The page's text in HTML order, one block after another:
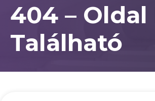
404 – Oldal
Található